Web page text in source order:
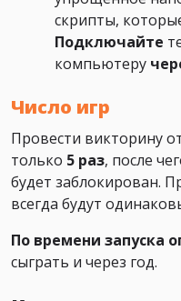
скрипты,
Подключайте
компьютеру
Число игр
Провести викторину
только 5 раз, после
будет заблокирован.
всегда будут
По времени запуска
сыграть и через год.